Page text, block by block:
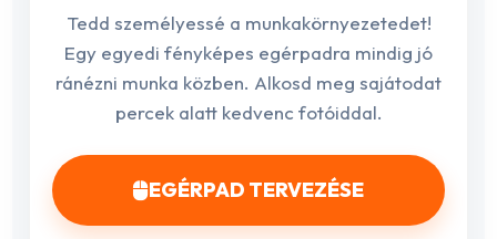
Tedd személyessé a munkakörnyezetedet!
Egy egyedi fényképes egérpadra mindig jó
ránézni munka közben. Alkosd meg sajátodat
percek alatt kedvenc fotóiddal.
EGÉRPAD TERVEZÉSE